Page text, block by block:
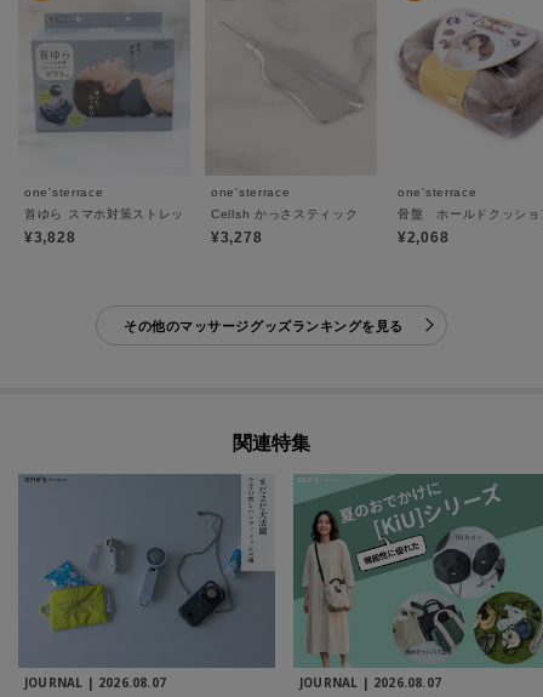
one'sterrace
首ゆら スマホ対策ストレッチャー
¥3,828
one'sterrace
Cellsh かっさスティック
¥3,278
one'sterrace
骨盤 ホールドクッショ
¥2,068
その他のマッサージグッズランキングを見る
関連特集
JOURNAL | 2026.08.07 JOURNAL | 2026.08.07